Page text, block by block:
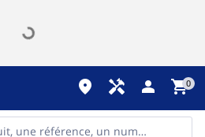
place handyman person shopping_cart0